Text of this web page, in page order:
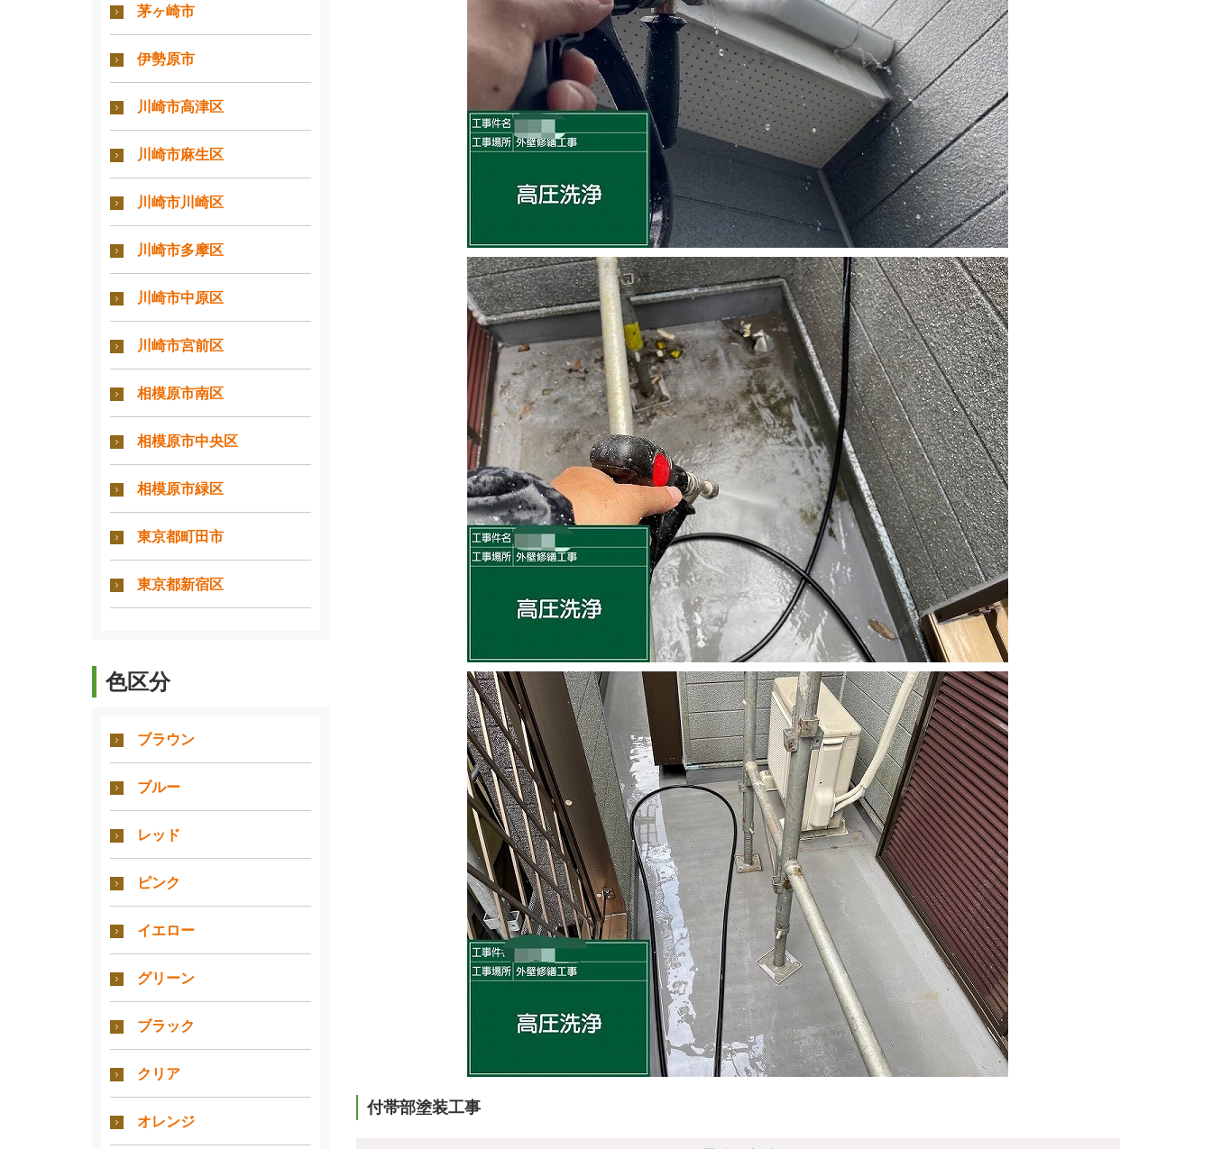
茅ヶ崎市
伊勢原市
川崎市高津区
川崎市麻生区
川崎市川崎区
川崎市多摩区
川崎市中原区
川崎市宮前区
相模原市南区
相模原市中央区
相模原市緑区
東京都町田市
東京都新宿区
色区分
ブラウン
ブルー
レッド
ピンク
イエロー
グリーン
ブラック
クリア
オレンジ
付帯部塗装工事